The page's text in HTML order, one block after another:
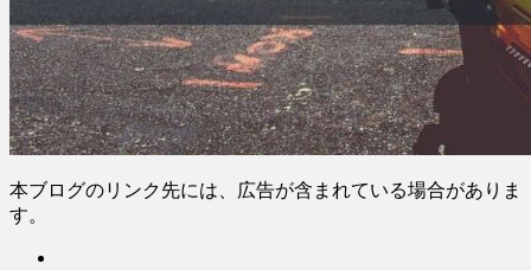
本ブログのリンク先には、広告が含まれている場合がありま
す。